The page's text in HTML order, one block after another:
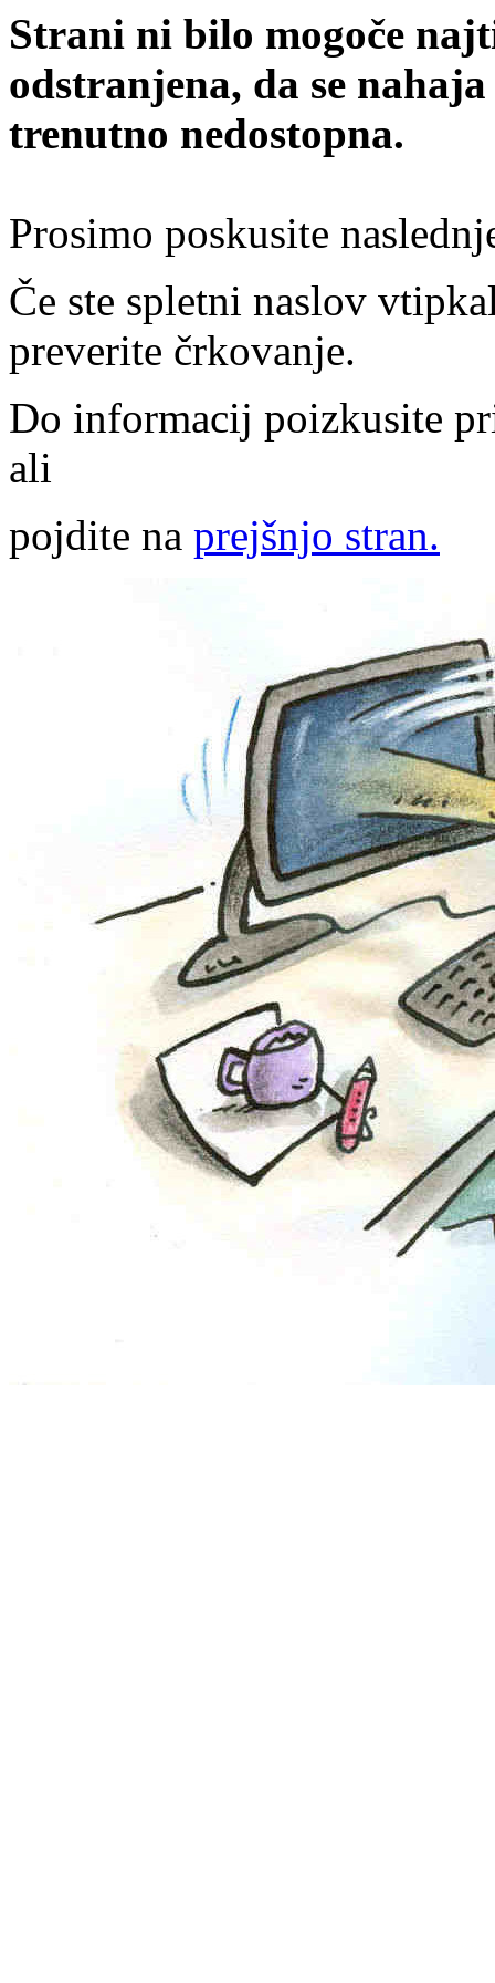
Strani ni bilo mogoče
odstranjena, da se
trenutno nedostopna.
Prosimo poskusite
Če ste spletni naslov
preverite črkovanje.
Do informacij poizkusite
ali
pojdite na prejšnjo stran.